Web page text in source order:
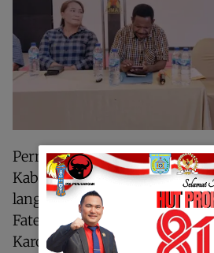
Pernyataan sikap dukungan
Kabupaten Sorong yang
langsung oleh Kepala Suku
Fatem, Kepala Suku Mare
Karon Yonas Sedik itu